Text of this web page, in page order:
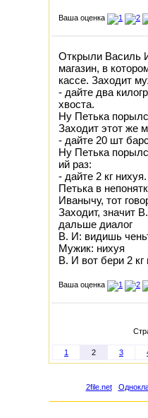
Ваша оценка
Открыли Василь
магазин, в
кассе. Заходит
- дайте два
хвоста.
Ну Петька
Заходит этот же
- дайте 20 шт
Ну Петька
ий раз:
- дайте 2 кг нихуя.
Петька в
Иванычу, тот
Заходит, значит
дальше диалог
В. И: видишь
Мужик: нихуя
В. И вот бери 2
Ваша оценка
1 2 3
2file.net